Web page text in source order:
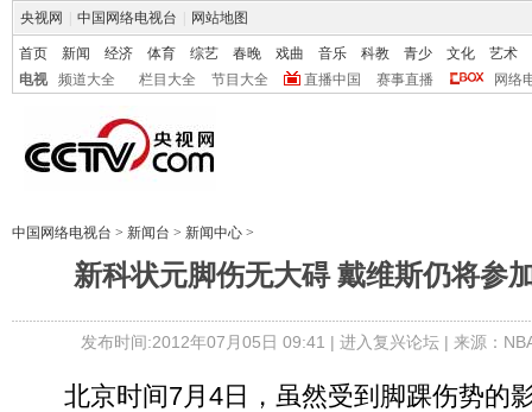
央视网 中国网络电视台 网站地图
首页 新闻 经济 体育 综艺 春晚 戏曲 音乐 科教 青少 文化
艺术
电视
频道大全 栏目大全 节目大全 直播中国 赛事直播 网络
中国网络电视台 > 新闻台 > 新闻中心 >
新科状元脚伤无大碍 戴维斯仍将参
发布时间:2012年07月05日 09:41 | 进入复兴论坛| 来源：
北京时间7月4日，虽然受到脚踝伤势的